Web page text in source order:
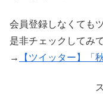
会員登録しなくても
是非チェックしてみ
→
【ツイッター】